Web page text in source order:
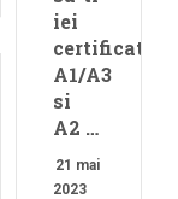
iei
certificatele
A1/A3
si
A2 …
21 mai
2023